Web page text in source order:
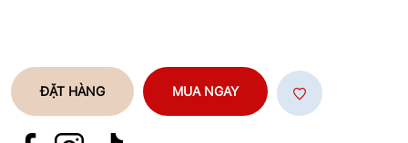
ĐẶT HÀNG MUA NGAY